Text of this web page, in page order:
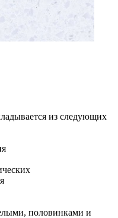
из следующих
половинками и